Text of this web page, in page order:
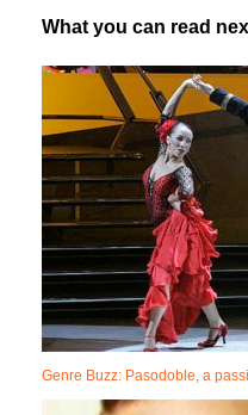
What you can read
Genre Buzz: Pasodoble, a